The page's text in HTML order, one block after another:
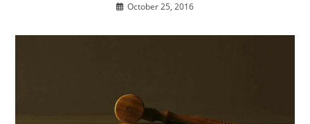
October 25, 2016